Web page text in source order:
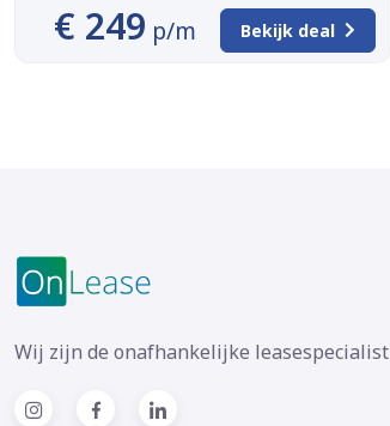
€ 249 p/m Bekijk deal
Wij zijn de onafhankelijke leasespecialist